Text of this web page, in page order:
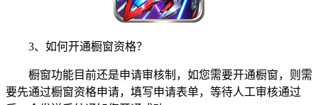
3、如何开通橱窗资格？
橱窗功能目前还是申请审核制，如您需要开通橱窗，则需
要先通过橱窗资格申请，填写申请表单，等待人工审核通过